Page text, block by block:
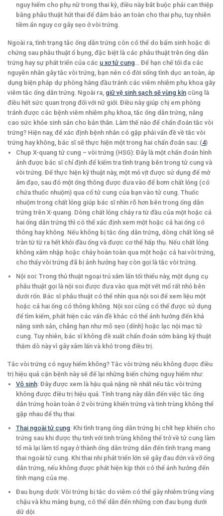
nguy hiểm cho phụ nữ trong thai kỳ, điều này bắt buộc phải can thiệp
bằng phẫu thuật hút thai để đảm bảo an toàn cho thai phụ, tuy nhiên
tiềm ẩn nguy cơ gây sẹo ở vòi trứng.
Ngoài ra, tình trạng tắc ống dẫn trứng còn có thể do bẩm sinh hoặc di
chứng sau phẫu thuật ổ bụng, đặc biệt là các phẫu thuật trên ống dẫn
trứng hay sự phát triển của các u xơ tử cung… Để hạn chế tối đa các
nguyên nhân gây tắc vòi trứng, bạn nên có đời sống tình dục an toàn, áp
dụng biện pháp dự phòng hàng đầu tránh các viêm nhiễm phụ khoa gây
viêm tắc ống dẫn trứng. Ngoài ra, giữ vệ sinh sạch sẽ vùng kín cũng là
điều hết sức quan trọng đối với nữ giới. Điều này giúp chị em phòng
tránh được các bệnh viêm nhiễm phụ khoa, tắc ống dẫn trứng, nâng
cao sức khỏe sinh sản cho bản thân. Làm thế nào để chẩn đoán tắc vòi
trứng? Hiện nay, để xác định bệnh nhân có gặp phải vấn đề về tắc vòi
trứng hay không, bác sĩ sẽ thực hiện một trong hai chẩn đoán sau: (4)
Chụp X-quang tử cung – vòi trứng (HSG): Đây là một chẩn đoán hình
ảnh được bác sĩ chỉ định để kiểm tra tình trạng bên trong tử cung và
vòi trứng. Để thực hiện kỹ thuật này, một mỏ vịt được sử dụng để mở
âm đạo, sau đó một ống thông được đưa vào để bơm chất lỏng (có
chứa thuốc nhuộm) qua cổ tử cung của bạn vào tử cung. Thuốc
nhuộm trong chất lỏng giúp bác sĩ nhìn rõ hơn bên trong ống dẫn
trứng trên X-quang. Dòng chất lỏng chảy ra từ đầu của một hoặc cả
hai ống dẫn trứng thì có thể xác định xem một hoặc cả hai ống có
thông hay không. Nếu không bị tắc ống dẫn trứng, dòng chất lỏng sẽ
tràn từ từ ra hết khỏi đầu ống và được cơ thể hấp thụ. Nếu chất lỏng
không xâm nhập hoặc chảy hoàn toàn qua một hoặc cả hai vòi trứng,
cho thấy vòi trứng đã bị ảnh hưởng hay còn gọi là tắc vòi trứng.
Nội soi: Trong thủ thuật ngoại trú xâm lấn tối thiểu này, một dụng cụ
phẫu thuật gọi là nội soi được đưa vào qua một vết mổ rất nhỏ bên
dưới rốn. Bác sĩ phẫu thuật có thể nhìn qua nội soi để xem liệu một
hoặc cả hai ống có thông không. Nội soi cũng có thể được sử dụng
để tìm kiếm, phát hiện các vấn đề khác có thể ảnh hưởng đến khả
năng sinh sản, chẳng hạn như mô sẹo (dính) hoặc lạc nội mạc tử
cung. Tuy nhiên, bác sĩ không đề xuất chẩn đoán sớm bằng kỹ thuật
thăm dò này vì gây xâm lấn và khó trong điều trị.
Tắc vòi trứng có nguy hiểm không? Tắc vòi trứng nếu không được điều
trị hiệu quả cặn bệnh này sẽ để lại những biến chứng nguy hiểm như:
Vô sinh: Đây được xem là hậu quả nặng nề nhất nếu tắc vòi trứng
không được điều trị hiệu quả. Tình trạng này dẫn đến việc tắc ống
dẫn trứng hoàn toàn ở 2 vòi trứng khiến trứng và tinh trùng không thể
gặp nhau để thụ thai.
Thai ngoài tử cung: Khi tình trạng ống dẫn trứng bị chít hẹp khiến cho
trứng sau khi được thụ tinh với tinh trùng không thể trở về tử cung làm
tổ mà lại làm tổ ngay ở thành ống dẫn trứng dẫn đến tình trạng mang
thai ngoài tử cung. Khi thai nhi phát triển lớn sẽ gây đau đớn và vỡ ống
dẫn trứng, nếu không được phát hiện kịp thời có thể ảnh hưởng đến
tính mạng của mẹ.
Đau bụng dưới: Vòi trứng bị tắc do viêm có thể gây nhiễm trùng vùng
chậu và khu màng bụng, có thể dẫn đến những cơn đau bụng dưới
dữ dội.